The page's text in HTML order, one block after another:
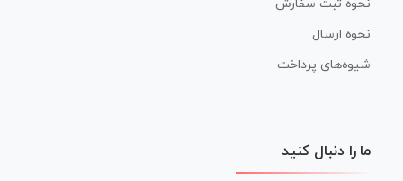
نحوه ثبت سفارش
نحوه ارسال
شیوه‌های پرداخت
ما را دنبال کنید